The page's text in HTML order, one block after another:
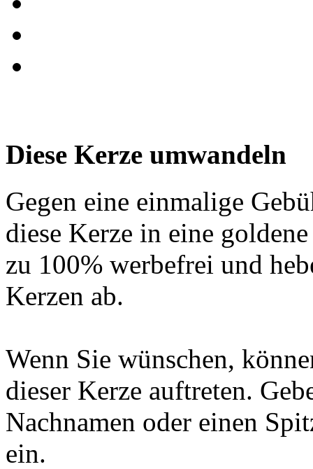
Diese Kerze umwandeln
Gegen eine einmalige
diese Kerze in eine
zu 100% werbefrei und
Kerzen ab.
Wenn Sie wünschen,
dieser Kerze auftreten.
Nachnamen oder einen
ein.